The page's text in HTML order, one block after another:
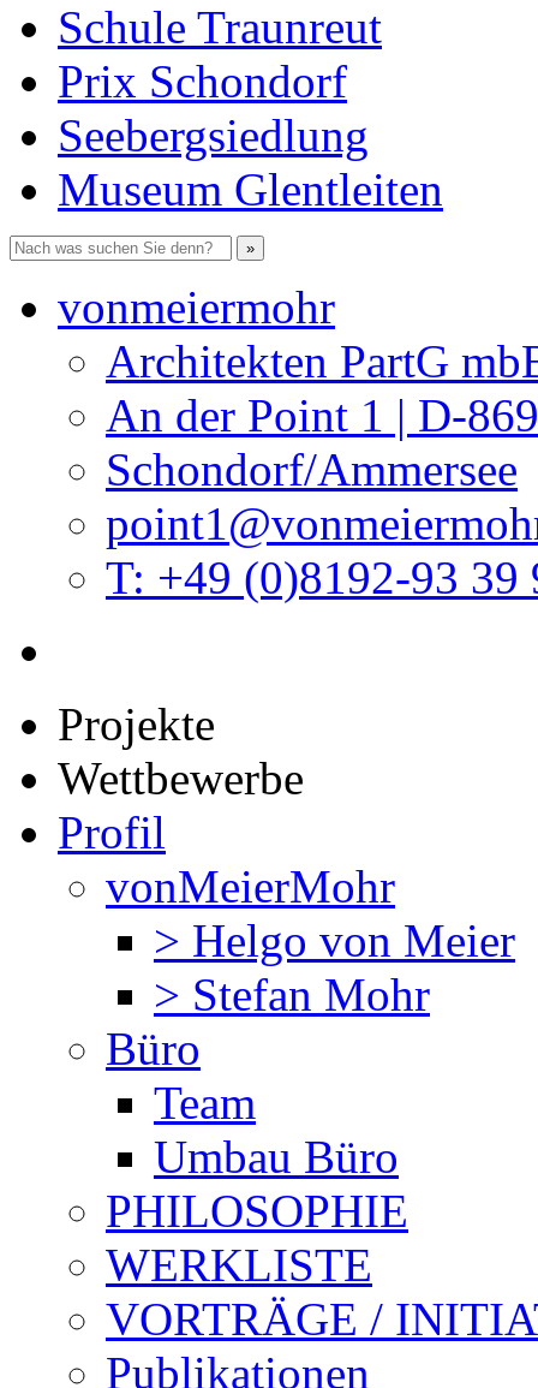
Schule Traunreut
Prix Schondorf
Seebergsiedlung
Museum Glentleiten
vonmeiermohr
Architekten PartG
An der Point 1 | D-
Schondorf/Ammersee
T: +49 (0)8192-93 39
Projekte
Wettbewerbe
Profil
vonMeierMohr
> Helgo von Meier
> Stefan Mohr
Büro
Team
Umbau Büro
PHILOSOPHIE
WERKLISTE
VORTRÄGE /
Publikationen